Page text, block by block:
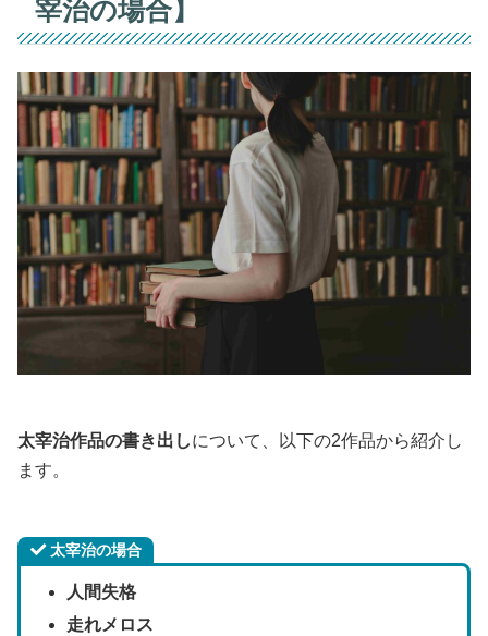
宰治の場合】
太宰治作品の書き出しについて、以下の2作品から紹介し
ます。
太宰治の場合
人間失格
走れメロス